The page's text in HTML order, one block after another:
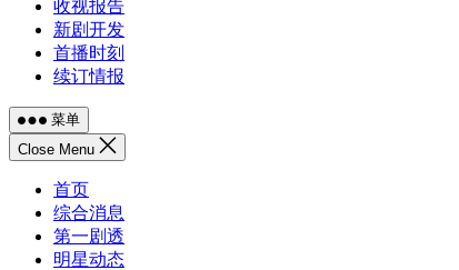
收视报告
新剧开发
首播时刻
续订情报
菜单
Close Menu
首页
综合消息
第一剧透
明星动态